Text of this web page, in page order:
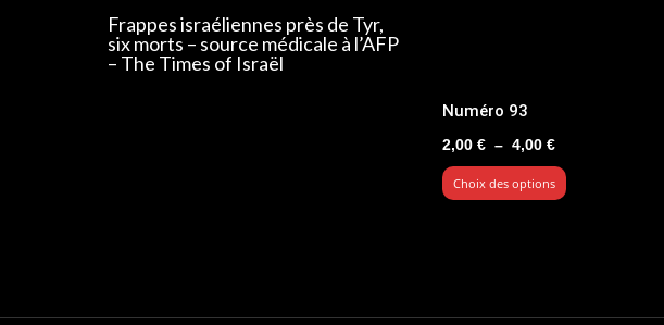
Frappes israéliennes près de Tyr,
six morts – source médicale à l’AFP
– The Times of Israël
Numéro 93
2,00 € – 4,00 €Plage
de
prix :
Choix des options